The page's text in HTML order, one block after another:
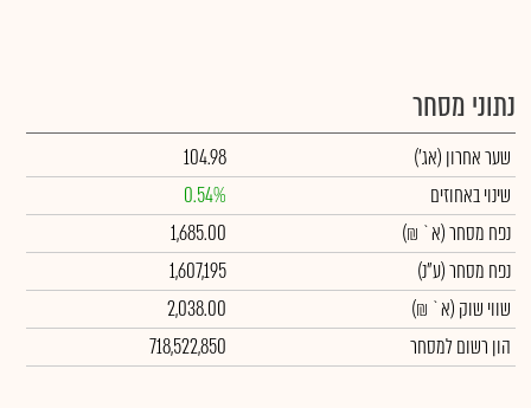
נתוני מסחר
שער אחרון (אג')
104.98
שינוי באחוזים
0.54%
נפח מסחר(א` ₪)
1,685.00
נפח מסחר(ע"נ)
1,607,195
שווי שוק (א` ₪)
2,038.00
הון רשום למסחר
718,522,850